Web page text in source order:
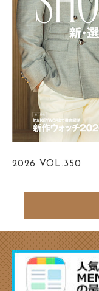
2026 VOL.350